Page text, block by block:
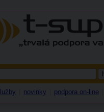
novinky podpora on-line